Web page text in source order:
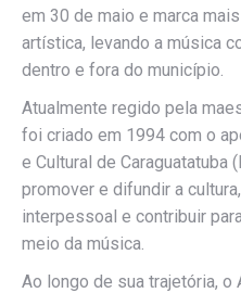
em 30 de maio e marca
artística, levando a música
dentro e fora do município.
Atualmente regido pela
foi criado em 1994 com o
e Cultural de Caraguatatuba
promover e difundir a
interpessoal e contribuir
meio da música.
Ao longo de sua trajetória, o